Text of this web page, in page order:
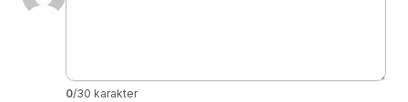
0/30 karakter